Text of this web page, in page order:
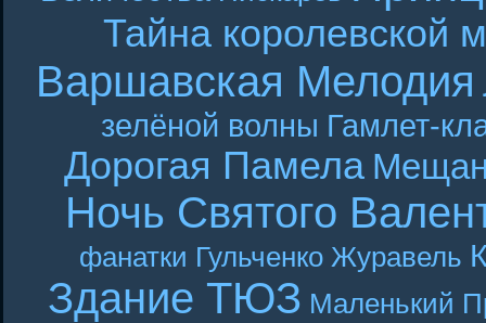
Тайна королевской
Варшавская Мелодия
зелёной волны Гамлет-
Дорогая Памела
Ночь Святого
фанатки Гульченко Журавель
Здание ТЮЗ Маленький